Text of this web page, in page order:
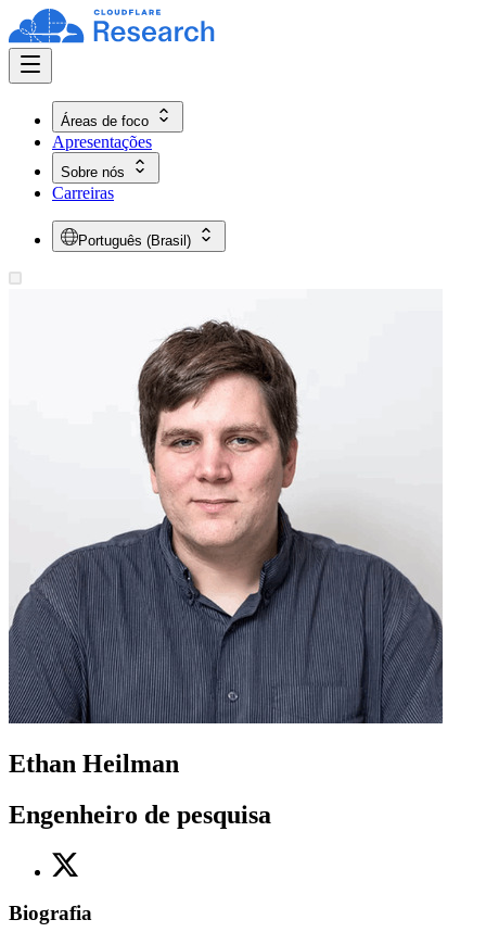
Áreas de foco
Apresentações
Sobre nós
Carreiras
Português (Brasil)
Ethan Heilman
Engenheiro de pesquisa
Biografia